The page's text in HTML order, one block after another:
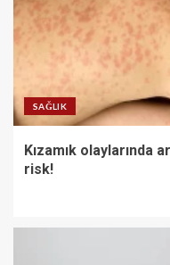
SAĞLIK
Kızamık olaylarında
risk!